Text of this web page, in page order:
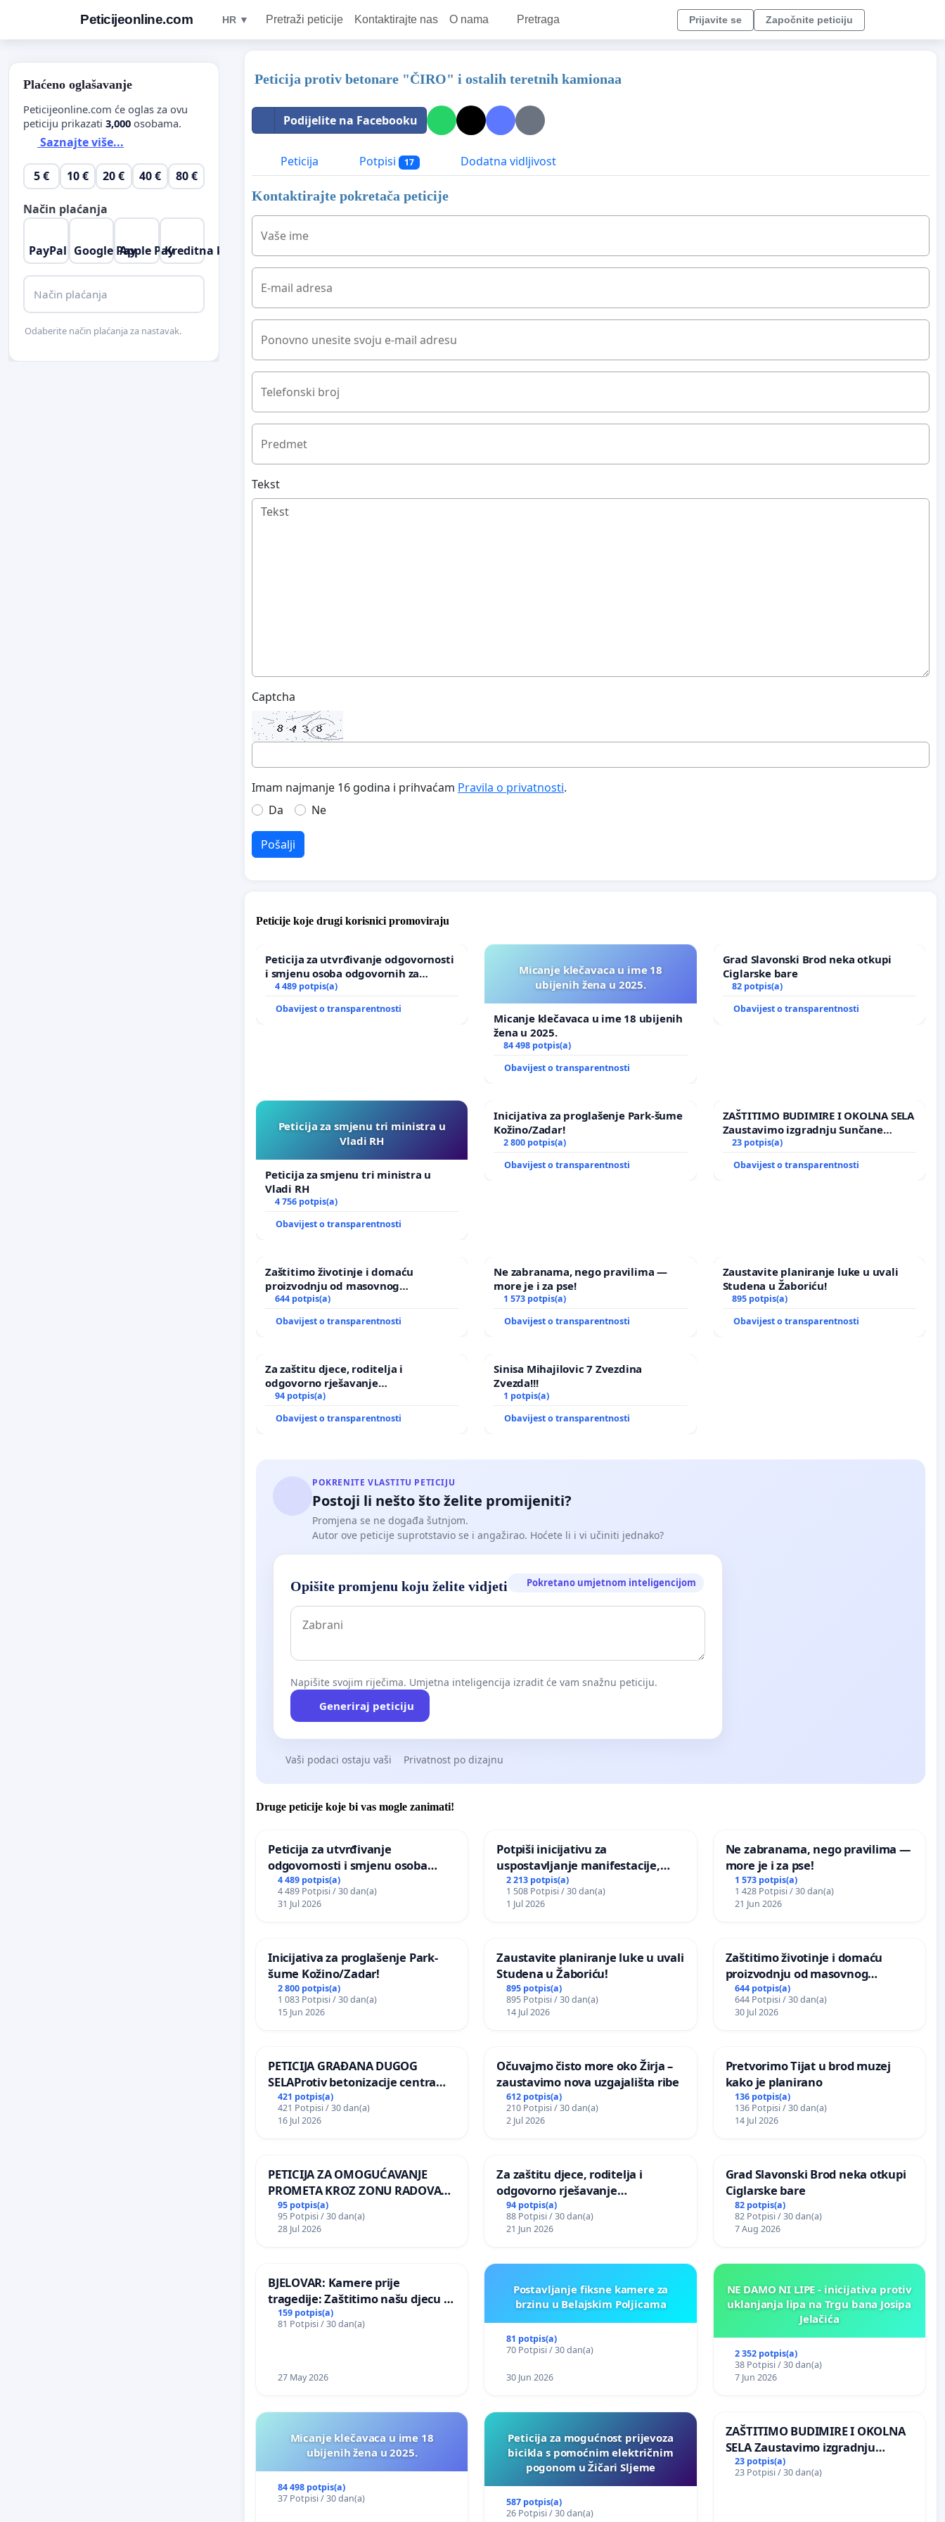
Peticijeonline.com HR ▼ Pretraži peticije Kontaktirajte nas O nama Pretraga Prijavite se Započnite peticiju
Peticija protiv betonare "ČIRO" i ostalih teretnih kamionaa
Podijelite na Facebooku
Peticija Potpisi 17 Dodatna vidljivost
Kontaktirajte pokretača peticije
Vaše ime
E-mail adresa
Ponovno unesite svoju e-mail adresu
Telefonski broj
Predmet
Tekst
Captcha
Imam najmanje 16 godina i prihvaćam Pravila o privatnosti.
Da
Ne
Pošalji
Peticije koje drugi korisnici promoviraju
Peticija za utvrđivanje odgovornosti
i smjenu osoba odgovornih za
incident u Zoološkom vrtu Grada
4 489 potpis(a)
Obavijest o transparentnosti
Micanje klečavaca u ime 18
ubijenih žena u 2025.
Micanje klečavaca u ime 18 ubijenih
žena u 2025.
84 498 potpis(a)
Obavijest o transparentnosti
Grad Slavonski Brod neka otkupi
Ciglarske bare
82 potpis(a)
Obavijest o transparentnosti
Peticija za smjenu tri ministra u
Vladi RH
Peticija za smjenu tri ministra u
Vladi RH
4 756 potpis(a)
Obavijest o transparentnosti
Inicijativa za proglašenje Park-šume
Kožino/Zadar!
2 800 potpis(a)
Obavijest o transparentnosti
ZAŠTITIMO BUDIMIRE I OKOLNA SELA
Zaustavimo izgradnju Sunčane
elektrane Vedrine na području
23 potpis(a)
Obavijest o transparentnosti
Zaštitimo životinje i domaću
proizvodnju od masovnog
uništavanja zbog afričke svinjske
644 potpis(a)
Obavijest o transparentnosti
Ne zabranama, nego pravilima —
more je i za pse!
1 573 potpis(a)
Obavijest o transparentnosti
Zaustavite planiranje luke u uvali
Studena u Žaboriću!
895 potpis(a)
Obavijest o transparentnosti
Za zaštitu djece, roditelja i
odgovorno rješavanje
maloljetničkog nasilja
94 potpis(a)
Obavijest o transparentnosti
Sinisa Mihajilovic 7 Zvezdina
Zvezda!!!
1 potpis(a)
Obavijest o transparentnosti
POKRENITE VLASTITU PETICIJU
Postoji li nešto što želite promijeniti?
Promjena se ne događa šutnjom.
Autor ove peticije suprotstavio se i angažirao. Hoćete li i vi učiniti jednako?
Opišite promjenu koju želite vidjeti Pokretano umjetnom inteligencijom
Napišite svojim riječima. Umjetna inteligencija izradit će vam snažnu peticiju.
Generiraj peticiju
Vaši podaci ostaju vaši Privatnost po dizajnu
Druge peticije koje bi vas mogle zanimati!
Peticija za utvrđivanje
odgovornosti i smjenu osoba
odgovornih za incident u
Zoološkom vrtu Grada Zagreba
4 489 potpis(a)
4 489 Potpisi / 30 dan(a)
31 Jul 2026
Potpiši inicijativu za
uspostavljanje manifestacije,
godišnje nagrade ili drugog
javnog događaja „Edin Avdić“ u
Sarajevu
2 213 potpis(a)
1 508 Potpisi / 30 dan(a)
1 Jul 2026
Ne zabranama, nego pravilima —
more je i za pse!
1 573 potpis(a)
1 428 Potpisi / 30 dan(a)
21 Jun 2026
Inicijativa za proglašenje Park-
šume Kožino/Zadar!
2 800 potpis(a)
1 083 Potpisi / 30 dan(a)
15 Jun 2026
Zaustavite planiranje luke u uvali
Studena u Žaboriću!
895 potpis(a)
895 Potpisi / 30 dan(a)
14 Jul 2026
Zaštitimo životinje i domaću
proizvodnju od masovnog
uništavanja zbog afričke svinjske
kuge
644 potpis(a)
644 Potpisi / 30 dan(a)
30 Jul 2026
PETICIJA GRAĐANA DUGOG
SELAProtiv betonizacije centra
grada i za očuvanje postojećih
zelenih površina i odraslih
stabala pri donošenju izmjena
421 potpis(a)
421 Potpisi / 30 dan(a)
16 Jul 2026
Očuvajmo čisto more oko Žirja –
zaustavimo nova uzgajališta ribe
612 potpis(a)
210 Potpisi / 30 dan(a)
2 Jul 2026
Pretvorimo Tijat u brod muzej
kako je planirano
136 potpis(a)
136 Potpisi / 30 dan(a)
14 Jul 2026
PETICIJA ZA OMOGUĆAVANJE
PROMETA KROZ ZONU RADOVA
ZA STANOVNIKE Mjesnog odbora
Kamensko i Lemić Brdo
95 potpis(a)
95 Potpisi / 30 dan(a)
28 Jul 2026
Za zaštitu djece, roditelja i
odgovorno rješavanje
maloljetničkog nasilja
94 potpis(a)
88 Potpisi / 30 dan(a)
21 Jun 2026
Grad Slavonski Brod neka otkupi
Ciglarske bare
82 potpis(a)
82 Potpisi / 30 dan(a)
7 Aug 2026
BJELOVAR: Kamere prije
tragedije: Zaštitimo našu djecu u
Vukovarskoj!
159 potpis(a)
81 Potpisi / 30 dan(a)
27 May 2026
Postavljanje fiksne kamere za
brzinu u Belajskim Poljicama
81 potpis(a)
70 Potpisi / 30 dan(a)
30 Jun 2026
NE DAMO NI LIPE - inicijativa protiv
uklanjanja lipa na Trgu bana Josipa
Jelačića
2 352 potpis(a)
38 Potpisi / 30 dan(a)
7 Jun 2026
Micanje klečavaca u ime 18
ubijenih žena u 2025.
84 498 potpis(a)
37 Potpisi / 30 dan(a)
Peticija za mogućnost prijevoza
bicikla s pomoćnim električnim
pogonom u Žičari Sljeme
587 potpis(a)
26 Potpisi / 30 dan(a)
ZAŠTITIMO BUDIMIRE I OKOLNA
SELA Zaustavimo izgradnju
Sunčane elektrane Vedrine na
području Ugljana
23 potpis(a)
23 Potpisi / 30 dan(a)
Plaćeno oglašavanje
Peticijeonline.com će oglas za ovu
peticiju prikazati 3,000 osobama.
Saznajte više...
5 € 10 € 20 € 40 € 80 €
Način plaćanja
PayPal Google PayApple PayKreditna kartica
Način plaćanja
Odaberite način plaćanja za nastavak.